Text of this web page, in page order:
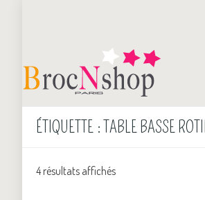
ÉTIQUETTE :TABLE BASSE
4 résultats affichés